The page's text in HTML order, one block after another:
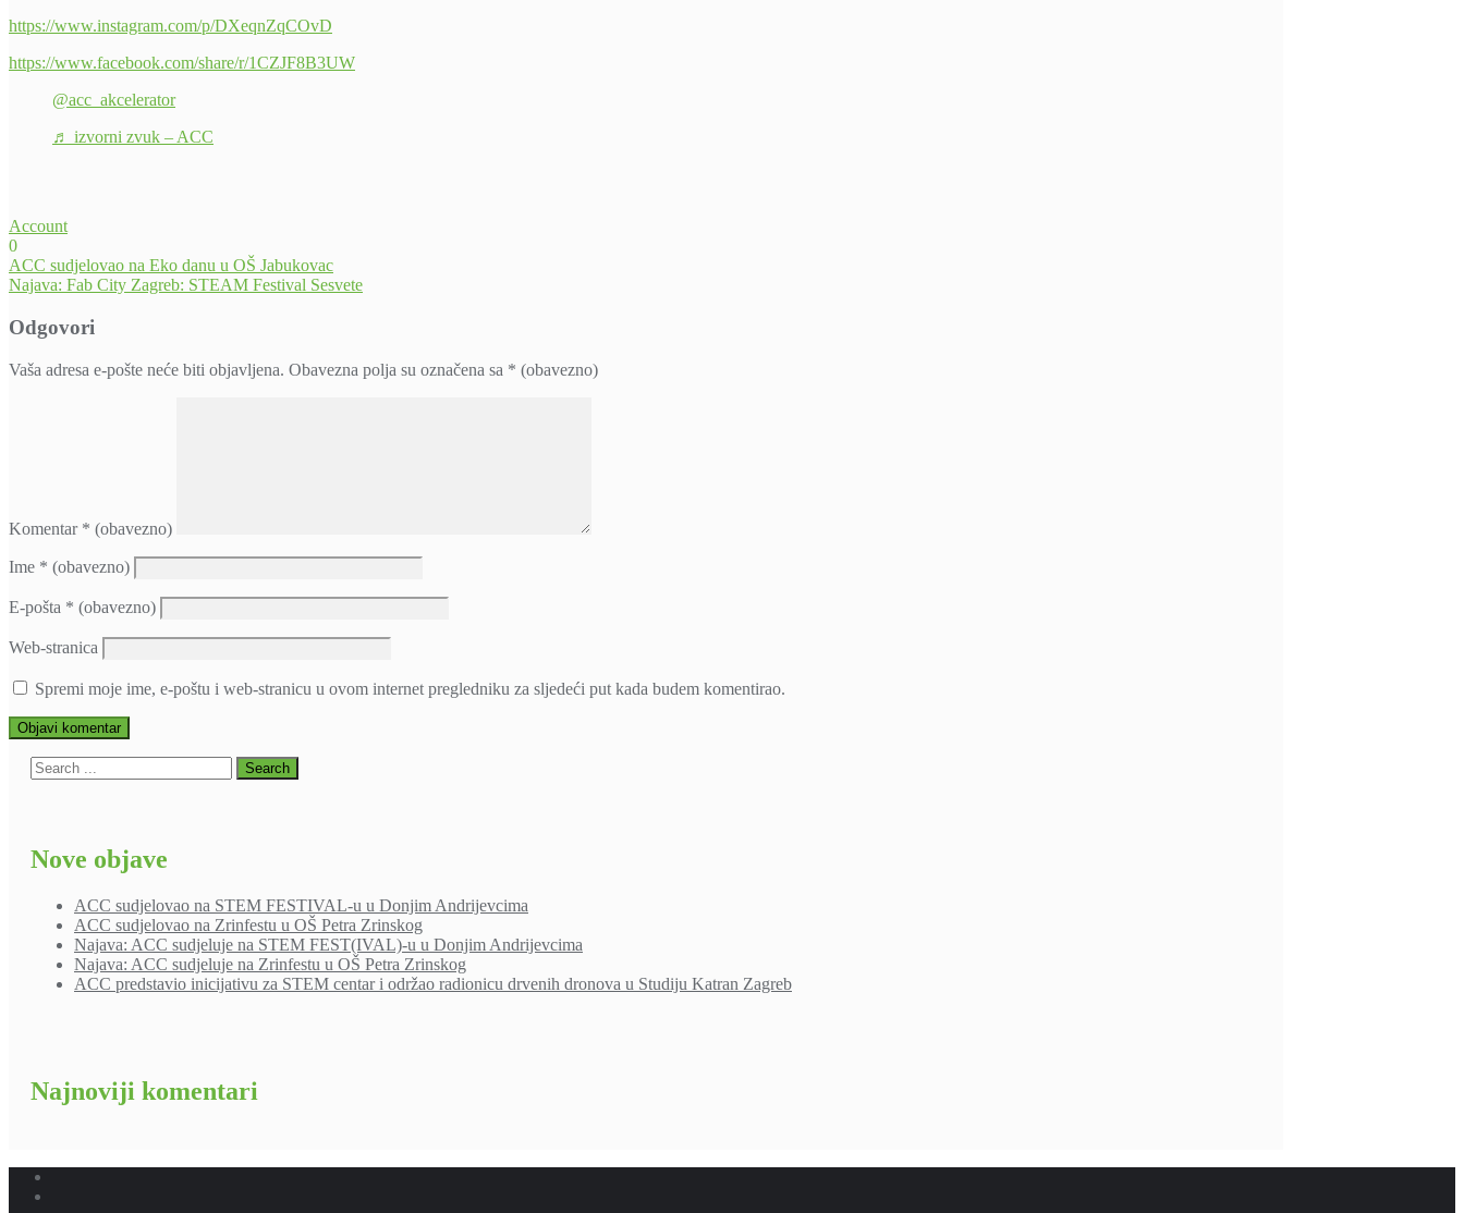
https://www.instagram.com/p/DXeqnZqCOvD
https://www.facebook.com/share/r/1CZJF8B3UW
@acc_akcelerator
♬ izvorni zvuk – ACC
Account
0
Navigacija
objava
ACC sudjelovao na Eko danu u OŠ Jabukovac
Najava: Fab City Zagreb: STEAM Festival Sesvete
Odgovori
Vaša adresa e-pošte neće biti objavljena. Obavezna polja su označena sa * (obavezno)
Komentar * (obavezno)
Ime * (obavezno)
E-pošta * (obavezno)
Web-stranica
Spremi moje ime, e-poštu i web-stranicu u ovom internet pregledniku za sljedeći put kada budem komentirao.
Nove objave
ACC sudjelovao na STEM FESTIVAL-u u Donjim Andrijevcima
ACC sudjelovao na Zrinfestu u OŠ Petra Zrinskog
Najava: ACC sudjeluje na STEM FEST(IVAL)-u u Donjim Andrijevcima
Najava: ACC sudjeluje na Zrinfestu u OŠ Petra Zrinskog
ACC predstavio inicijativu za STEM centar i održao radionicu drvenih dronova u Studiju Katran Zagreb
Najnoviji komentari